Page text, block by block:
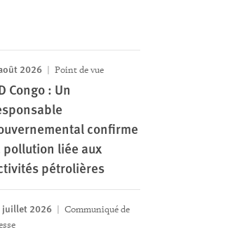
2026 Point de vue
Congo : Un
confirme
pollution liée aux
pétrolières
juillet 2026
Communiqué de